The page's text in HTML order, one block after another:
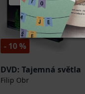
- 10 %
DVD: Tajemná světla
Filip Obr